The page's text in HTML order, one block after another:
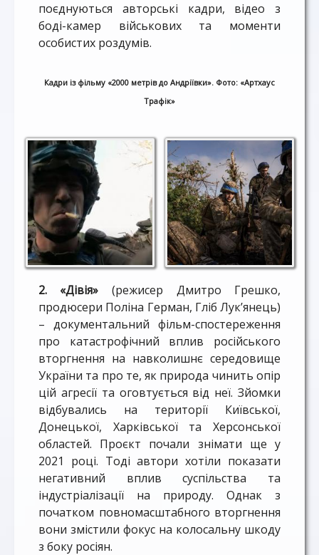
поєднуються авторські кадри, відео з
боді-камер військових та моменти
особистих роздумів.
Кадри із фільму «2000 метрів до Андріївки». Фото: «Артхаус
Трафік»
2. «Дівія» (режисер Дмитро Грешко,
продюсери Поліна Герман, Гліб Лук’янець)
– документальний фільм-спостереження
про катастрофічний вплив російського
вторгнення на навколишнє середовище
України та про те, як природа чинить опір
цій агресії та оговтується від неї. Зйомки
відбувались на території Київської,
Донецької, Харківської та Херсонської
областей. Проєкт почали знімати ще у
2021 році. Тоді автори хотіли показати
негативний вплив суспільства та
індустріалізації на природу. Однак з
початком повномасштабного вторгнення
вони змістили фокус на колосальну шкоду
з боку росіян.